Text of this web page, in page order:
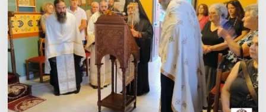
στον
οικισμό
Κατσαρού
προεξάρχοντος
του
Σεβ